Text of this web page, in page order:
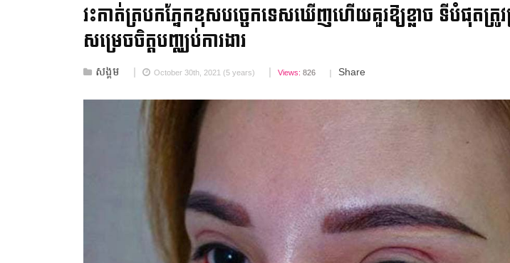
វះកាត់​ត្របកភ្នែក​ខុសបច្ចេកទេស​ឃើញហើយ​គួរឱ្យខ្លាច ទីបំផុត​ត្
សម្រេចចិត្ត​បញ្ឈប់​ការងារ
សង្គម October 30th, 2021 (5 years) Views: 826 Share